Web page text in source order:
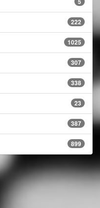
222
1025
307
338
23
387
899